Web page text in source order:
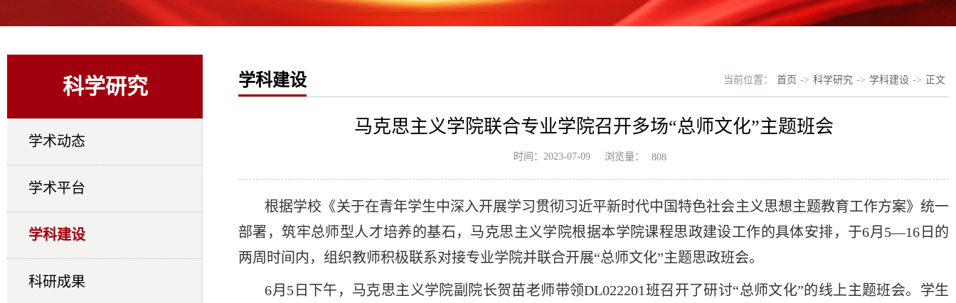
科学研究
学术动态
学术平台
学科建设
科研成果
学科建设 当前位置： 首页 -> 科学研究 -> 学科建设 -> 正文
马克思主义学院联合专业学院召开多场“总师文化”主题班会
时间：2023-07-09 浏览量： 808
根据学校《关于在青年学生中深入开展学习贯彻习近平新时代中国特色社会主义思想主题教育工作方案》统一
部署，筑牢总师型人才培养的基石，马克思主义学院根据本学院课程思政建设工作的具体安排，于6月5—16日的
两周时间内，组织教师积极联系对接专业学院并联合开展“总师文化”主题思政班会。
6月5日下午，马克思主义学院副院长贺苗老师带领DL022201班召开了研讨“总师文化”的线上主题班会。学生